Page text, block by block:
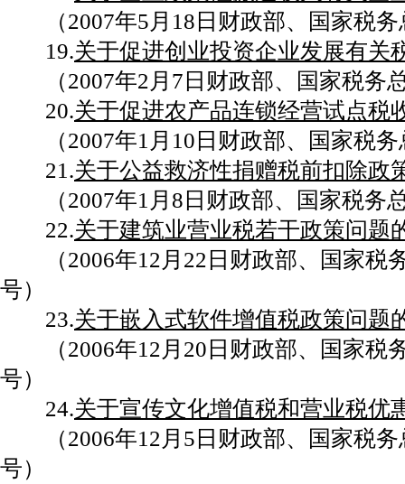
（2007年5月18日财政部、国家税务
19.关于促进创业投资企业发展有关
（2007年2月7日财政部、国家税务
20.关于促进农产品连锁经营试点税
（2007年1月10日财政部、国家税务
21.关于公益救济性捐赠税前扣除政
（2007年1月8日财政部、国家税务
22.关于建筑业营业税若干政策问题
（2006年12月22日财政部、国家税
号）
23.关于嵌入式软件增值税政策问题
（2006年12月20日财政部、国家税
号）
24.关于宣传文化增值税和营业税优
（2006年12月5日财政部、国家税务
号）